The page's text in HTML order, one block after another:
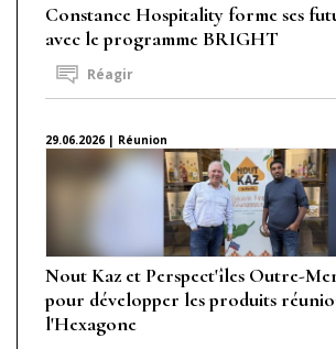
Constance Hospitality forme ses
avec le programme BRIGHT
Réagir
29.06.2026 | Réunion
Nout Kaz et Perspect'îles Outre-
pour développer les produits
l'Hexagone